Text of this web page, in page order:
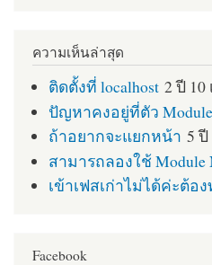
ความเห็นล่าสุด
ติดตั้งที่ localhost 2 ปี
ปัญหาคงอยู่ที่ตัว Module
ถ้าอยากจะแยกหน้า 5
สามารถลองใช้ Module
เข้าเฟสเก่าไม่ได้ค่ะต้อ
Facebook